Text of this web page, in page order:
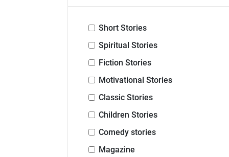
Short Stories
Spiritual Stories
Fiction Stories
Motivational Stories
Classic Stories
Children Stories
Comedy stories
Magazine